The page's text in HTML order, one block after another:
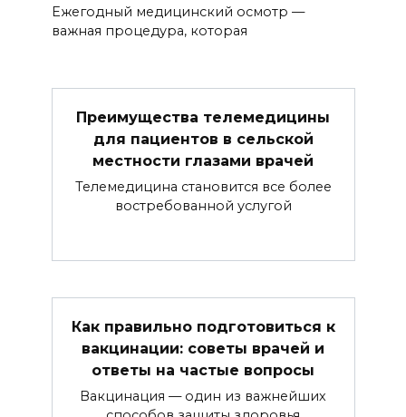
Ежегодный медицинский осмотр —
важная процедура, которая
Преимущества телемедицины
для пациентов в сельской
местности глазами врачей
Телемедицина становится все более
востребованной услугой
Как правильно подготовиться к
вакцинации: советы врачей и
ответы на частые вопросы
Вакцинация — один из важнейших